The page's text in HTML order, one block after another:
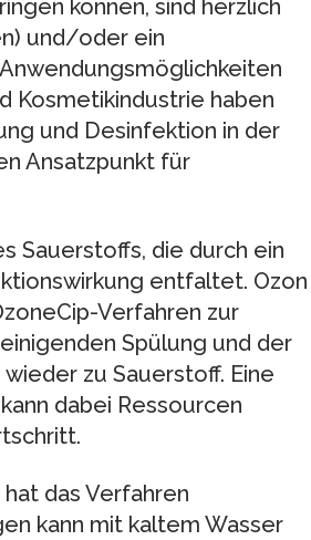
können, sind herzlich
und/oder ein
Kosmetikindustrie haben
und Desinfektion in der
Ansatzpunkt für
Sauerstoffs, die durch ein
entfaltet. Ozon
Verfahren zur
Spülung und der
zu Sauerstoff. Eine
dabei Ressourcen
das Verfahren
kann mit kaltem Wasser